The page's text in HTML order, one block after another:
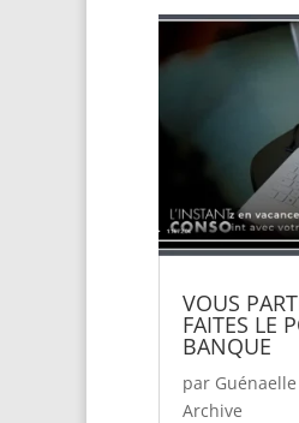
VOUS
FAITES LE
BANQUE
par
Archive